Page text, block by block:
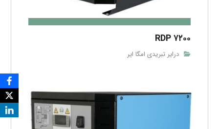
RDP ۷۲۰۰
درایر تبریدی امگا ایر